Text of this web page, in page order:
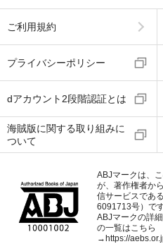
ご利用規約
プライバシーポリシー
dアカウント2段階認証とは
海賊版に関する取り組みに
ついて
ABJマークは、
が、著作権者か
信サービスであ
6091713号）です
ABJマークの詳
の一覧はこちら
→https://